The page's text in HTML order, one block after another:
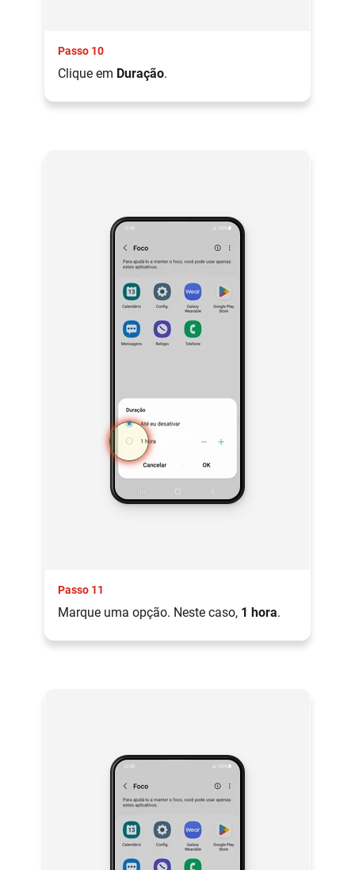
Passo 10
Clique em Duração.
Passo 11
Marque uma opção. Neste caso, 1 hora.